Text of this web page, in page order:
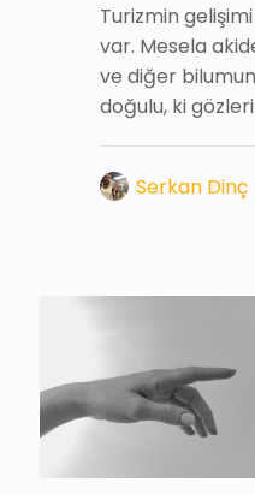
Turizmin
var. Mesela
ve diğer
doğulu, ki
Serkan Dinç